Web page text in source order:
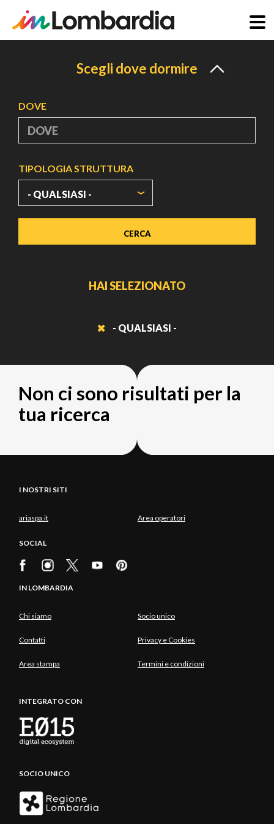
Scegli dove dormire
DOVE
TIPOLOGIA STRUTTURA
HAI SELEZIONATO
- QUALSIASI -
Non ci sono risultati per la
tua ricerca
I NOSTRI SITI
ariaspa.it Area operatori
SOCIAL
IN LOMBARDIA
Chi siamo Socio unico
Contatti Privacy e Cookies
Area stampa Termini e condizioni
INTEGRATO CON
SOCIO UNICO